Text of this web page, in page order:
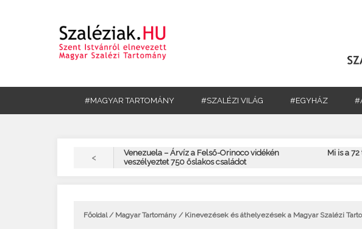
#MAGYAR TARTOMÁNY #SZALÉZI VILÁG #EGYHÁZ
<
Venezuela – Árvíz a Felső-Orinoco vidékén
veszélyeztet 750 őslakos családot
Mi is a
Főoldal/ Magyar Tartomány / Kinevezések és áthelyezések a Magyar Szalézi